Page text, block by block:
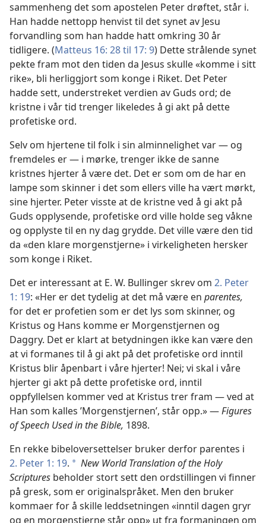
sammenheng det som apostelen Peter drøftet, står i.
Han hadde nettopp henvist til det synet av Jesu
forvandling som han hadde hatt omkring 30 år
tidligere. (Matteus 16: 28 til 17: 9) Dette strålende synet
pekte fram mot den tiden da Jesus skulle «komme i sitt
rike», bli herliggjort som konge i Riket. Det Peter
hadde sett, understreket verdien av Guds ord; de
kristne i vår tid trenger likeledes å gi akt på dette
profetiske ord.
Selv om hjertene til folk i sin alminnelighet var — og
fremdeles er — i mørke, trenger ikke de sanne
kristnes hjerter å være det. Det er som om de har en
lampe som skinner i det som ellers ville ha vært mørkt,
sine hjerter. Peter visste at de kristne ved å gi akt på
Guds opplysende, profetiske ord ville holde seg våkne
og opplyste til en ny dag grydde. Det ville være den tid
da «den klare morgenstjerne» i virkeligheten hersker
som konge i Riket.
Det er interessant at E. W. Bullinger skrev om 2. Peter
1: 19: «Her er det tydelig at det må være en parentes,
for det er profetien som er det lys som skinner, og
Kristus og Hans komme er Morgenstjernen og
Daggry. Det er klart at betydningen ikke kan være den
at vi formanes til å gi akt på det profetiske ord inntil
Kristus blir åpenbart i våre hjerter! Nei; vi skal i våre
hjerter gi akt på dette profetiske ord, inntil
oppfyllelsen kommer ved at Kristus trer fram — ved at
Han som kalles ’Morgenstjernen’, står opp.» —Figures
of Speech Used in the Bible, 1898.
En rekke bibeloversettelser bruker derfor parentes i
2. Peter 1: 19. * New World Translation of the Holy
Scriptures beholder stort sett den ordstillingen vi finner
på gresk, som er originalspråket. Men den bruker
kommaer for å skille leddsetningen «inntil dagen gryr
og en morgenstjerne står opp» ut fra formaningen om